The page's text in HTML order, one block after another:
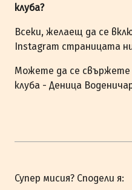
клуба?
Всеки, желаещ да се
Instagram страницата
Можете да се свържете
клуба - Деница
Супер мисия? Сподели я: